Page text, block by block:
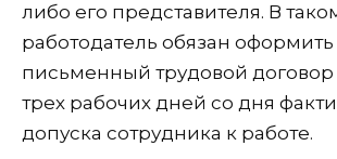
либо его представителя. В
работодатель обязан оформить
письменный трудовой
трех рабочих дней со дня
допуска сотрудника к работе.